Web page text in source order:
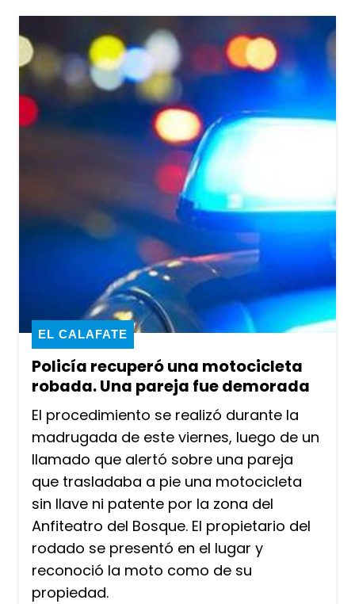
Policía recuperó una motocicleta
robada. Una pareja fue demorada
EL CALAFATE
El procedimiento se realizó durante la
madrugada de este viernes, luego de un
llamado que alertó sobre una pareja
que trasladaba a pie una motocicleta
sin llave ni patente por la zona del
Anfiteatro del Bosque. El propietario del
rodado se presentó en el lugar y
reconoció la moto como de su
propiedad.